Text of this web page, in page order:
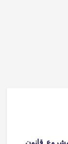
روسيا تسيطر على